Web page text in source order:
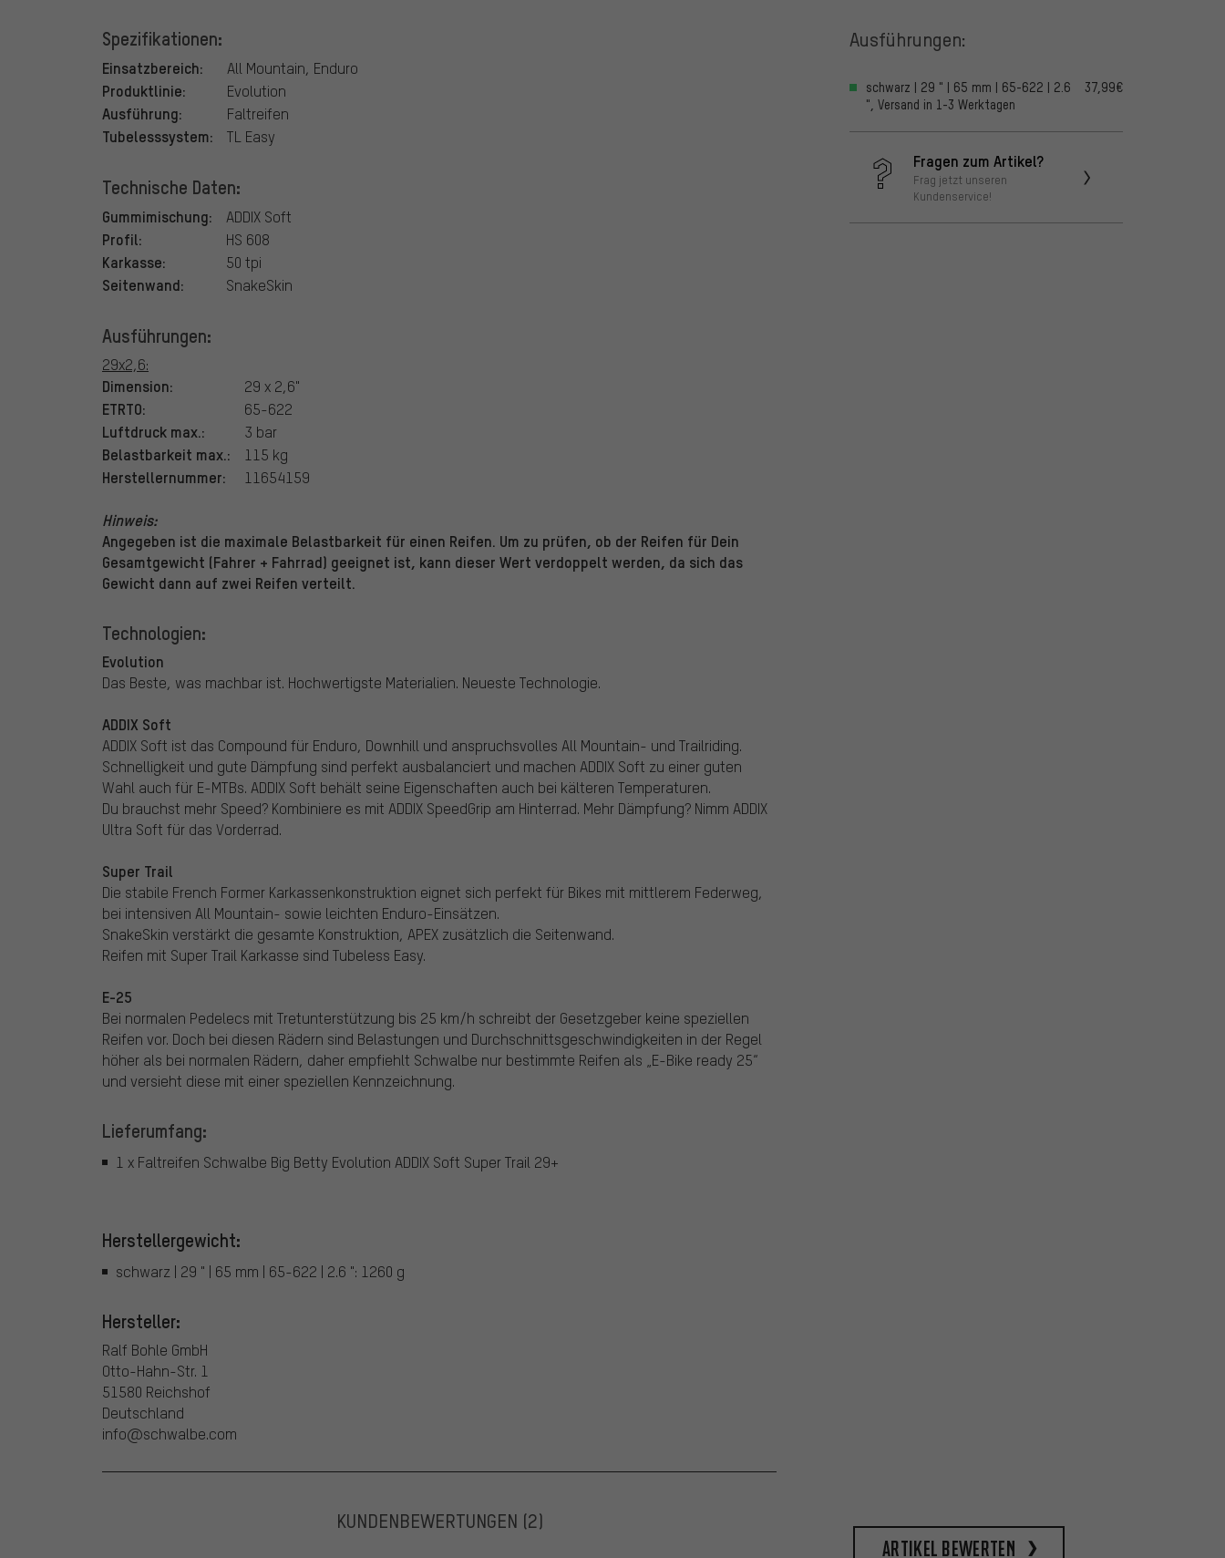
Spezifikationen:
Einsatzbereich: All Mountain, Enduro
Produktlinie: Evolution
Ausführung: Faltreifen
Tubelesssystem: TL Easy
Technische Daten:
Gummimischung: ADDIX Soft
Profil: HS 608
Karkasse: 50 tpi
Seitenwand: SnakeSkin
Ausführungen:
29x2,6:
Dimension: 29 x 2,6"
ETRTO: 65-622
Luftdruck max.: 3 bar
Belastbarkeit max.: 115 kg
Herstellernummer: 11654159
Hinweis:
Angegeben ist die maximale Belastbarkeit für einen Reifen. Um zu prüfen, ob der Reifen für Dein
Gesamtgewicht (Fahrer + Fahrrad) geeignet ist, kann dieser Wert verdoppelt werden, da sich das
Gewicht dann auf zwei Reifen verteilt.
Technologien:
Evolution
Das Beste, was machbar ist. Hochwertigste Materialien. Neueste Technologie.
ADDIX Soft
ADDIX Soft ist das Compound für Enduro, Downhill und anspruchsvolles All Mountain- und Trailriding.
Schnelligkeit und gute Dämpfung sind perfekt ausbalanciert und machen ADDIX Soft zu einer guten
Wahl auch für E-MTBs. ADDIX Soft behält seine Eigenschaften auch bei kälteren Temperaturen.
Du brauchst mehr Speed? Kombiniere es mit ADDIX SpeedGrip am Hinterrad. Mehr Dämpfung? Nimm ADDIX
Ultra Soft für das Vorderrad.
Super Trail
Die stabile French Former Karkassenkonstruktion eignet sich perfekt für Bikes mit mittlerem Federweg,
bei intensiven All Mountain- sowie leichten Enduro-Einsätzen.
SnakeSkin verstärkt die gesamte Konstruktion, APEX zusätzlich die Seitenwand.
Reifen mit Super Trail Karkasse sind Tubeless Easy.
E-25
Bei normalen Pedelecs mit Tretunterstützung bis 25 km/h schreibt der Gesetzgeber keine speziellen
Reifen vor. Doch bei diesen Rädern sind Belastungen und Durchschnittsgeschwindigkeiten in der Regel
höher als bei normalen Rädern, daher empfiehlt Schwalbe nur bestimmte Reifen als „E-Bike ready 25“
und versieht diese mit einer speziellen Kennzeichnung.
Lieferumfang:
1 x Faltreifen Schwalbe Big Betty Evolution ADDIX Soft Super Trail 29+
Herstellergewicht:
schwarz | 29 " | 65 mm | 65-622 | 2.6 ": 1260 g
Hersteller:
Ralf Bohle GmbH
Otto-Hahn-Str. 1
51580 Reichshof
Deutschland
info@schwalbe.com
Ausführungen:
schwarz | 29 " | 65 mm | 65-622 | 2.6
", Versand in 1-3 Werktagen
37,99€
Fragen zum Artikel?
Frag jetzt unseren
Kundenservice!
KUNDENBEWERTUNGEN (2)
Artikel bewerten